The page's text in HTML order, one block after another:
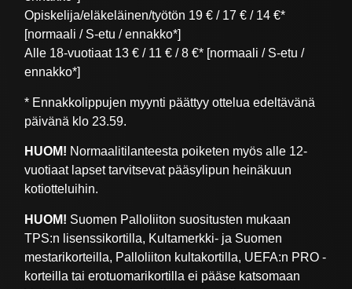
Opiskelija/eläkeläinen/työtön 19 € / 17 € / 14 €*
[normaali / S-etu / ennakko*]
Alle 18-vuotiaat 13 € / 11 € / 8 €* [normaali / S-etu /
ennakko*]
* Ennakkolippujen myynti päättyy ottelua edeltävänä
päivänä klo 23.59.
HUOM! Normaalitilanteesta poiketen myös alle 12-
vuotiaat lapset tarvitsevat pääsylipun heinäkuun
kotiotteluihin.
HUOM! Suomen Palloliiton suositusten mukaan
TPS:n lisenssikortilla, Kultamerkki- ja Suomen
mestarikorteilla, Palloliiton kultakortilla, UEFA:n PRO -
korteilla tai erotuomarikortilla ei pääse katsomaan